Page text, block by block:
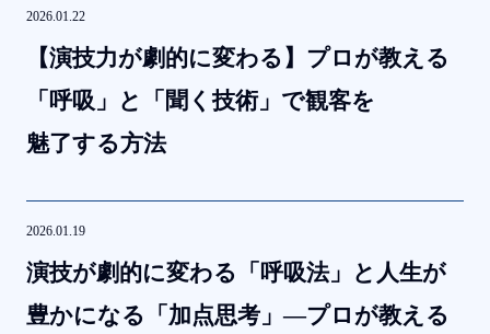
2026.01.22
【演技力が劇的に変わる 】プロが教える
「呼吸」と
「聞く技術」で観客を
魅了する方法
2026.01.19
演技が劇的に変わる 「呼吸法」と 人生が
豊かになる 「加点思考」―プロが教える